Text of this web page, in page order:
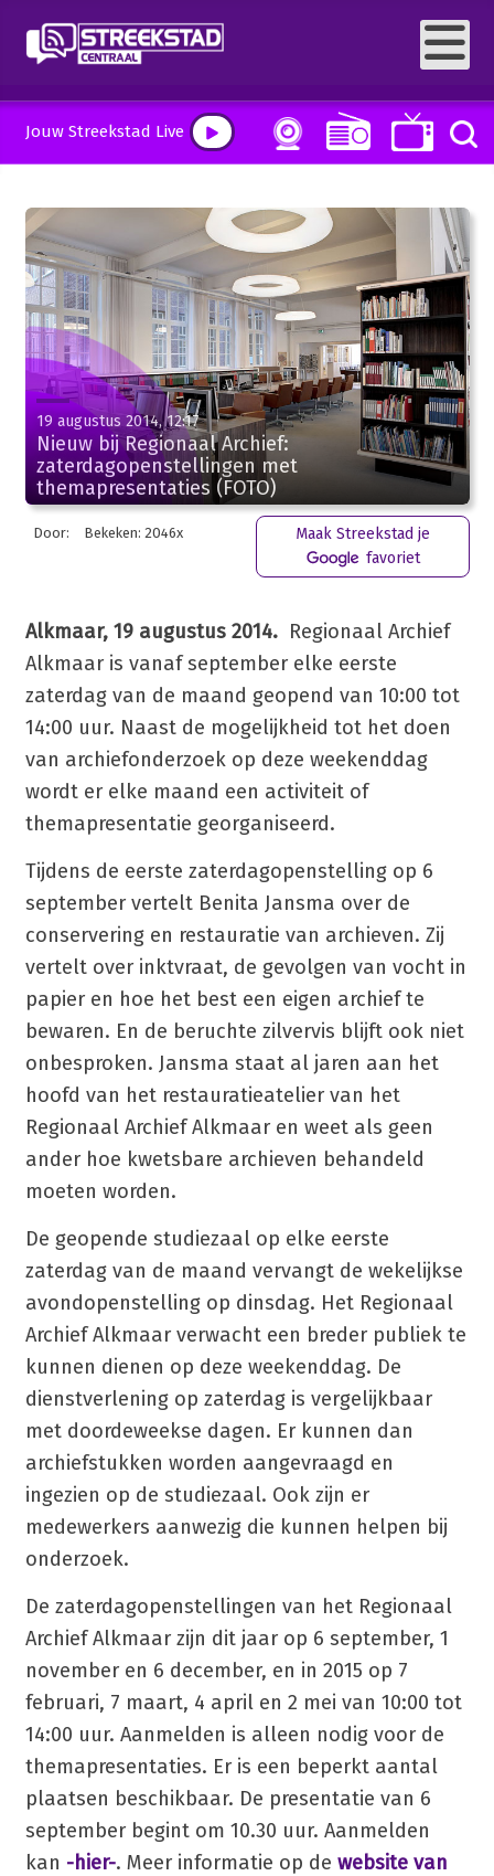
Jouw Streekstad Live
19 augustus 2014, 12:17
Nieuw bij Regionaal Archief:
zaterdagopenstellingen met
themapresentaties (FOTO)
Door: Bekeken: 2046x
Maak Streekstad je
favoriet
Alkmaar, 19 augustus 2014.Regionaal Archief
Alkmaar is vanaf september elke eerste
zaterdag van de maand geopend van 10:00 tot
14:00 uur. Naast de mogelijkheid tot het doen
van archiefonderzoek op deze weekenddag
wordt er elke maand een activiteit of
themapresentatie georganiseerd.
Tijdens de eerste zaterdagopenstelling op 6
september vertelt Benita Jansma over de
conservering en restauratie van archieven. Zij
vertelt over inktvraat, de gevolgen van vocht in
papier en hoe het best een eigen archief te
bewaren. En de beruchte zilvervis blijft ook niet
onbesproken. Jansma staat al jaren aan het
hoofd van het restauratieatelier van het
Regionaal Archief Alkmaar en weet als geen
ander hoe kwetsbare archieven behandeld
moeten worden.
De geopende studiezaal op elke eerste
zaterdag van de maand vervangt de wekelijkse
avondopenstelling op dinsdag. Het Regionaal
Archief Alkmaar verwacht een breder publiek te
kunnen dienen op deze weekenddag. De
dienstverlening op zaterdag is vergelijkbaar
met doordeweekse dagen. Er kunnen dan
archiefstukken worden aangevraagd en
ingezien op de studiezaal. Ook zijn er
medewerkers aanwezig die kunnen helpen bij
onderzoek.
De zaterdagopenstellingen van het Regionaal
Archief Alkmaar zijn dit jaar op 6 september, 1
november en 6 december, en in 2015 op 7
februari, 7 maart, 4 april en 2 mei van 10:00 tot
14:00 uur. Aanmelden is alleen nodig voor de
themapresentaties. Er is een beperkt aantal
plaatsen beschikbaar. De presentatie van 6
september begint om 10.30 uur. Aanmelden
kan -hier-. Meer informatie op de website van